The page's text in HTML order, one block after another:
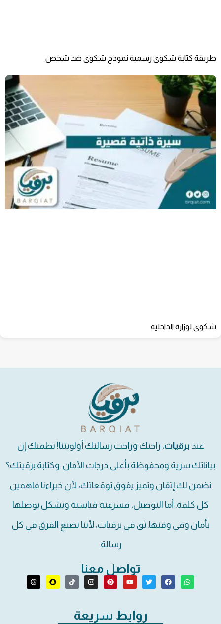
طريقة كتابة شكوى رسمية نموذج شكوى ضد شخص
شكوى لوزارة الداخلية
عند برقيات، راحتك وراحت رسالتك أولويتنا! نطمنك إن
بياناتك سرية ومحفوظة بأعلى درجات الأمان. وكتابة برقيتك؟
نضمن لك إتقان وتميز يفوق توقعاتك، لأن خبراءنا فاهمين
كل كلمة. أما التوصيل، فسرعته قياسية وبشكل يوصلها
بأمان وفي وقتها. ثق في برقيات، لأننا نصنع الفرق في كل
رسالة.
تواصل معنا
روابط سريعة